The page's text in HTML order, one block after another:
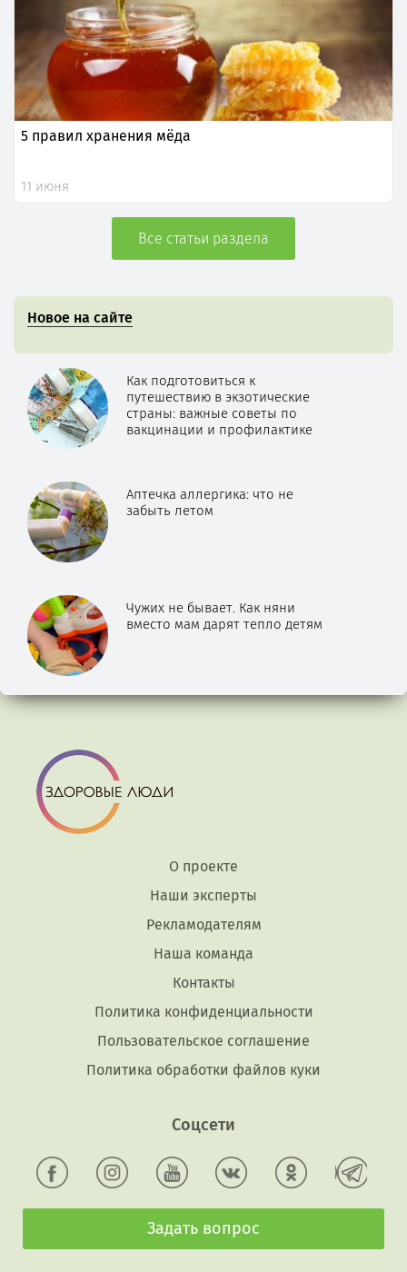
5 правил хранения мёда
11 июня
Все статьи раздела
Новое на сайте
Как подготовиться к
путешествию в экзотические
страны: важные советы по
вакцинации и профилактике
Аптечка аллергика: что не
забыть летом
Чужих не бывает. Как няни
вместо мам дарят тепло детям
О проекте
Наши эксперты
Рекламодателям
Наша команда
Контакты
Политика конфиденциальности
Пользовательское соглашение
Политика обработки файлов куки
Соцсети
Задать вопрос